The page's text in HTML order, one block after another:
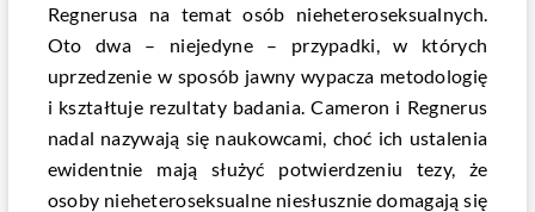
Regnerusa na temat osób nieheteroseksualnych.
Oto dwa – niejedyne – przypadki, w których
uprzedzenie w sposób jawny wypacza metodologię
i kształtuje rezultaty badania. Cameron i Regnerus
nadal nazywają się naukowcami, choć ich ustalenia
ewidentnie mają służyć potwierdzeniu tezy, że
osoby nieheteroseksualne niesłusznie domagają się